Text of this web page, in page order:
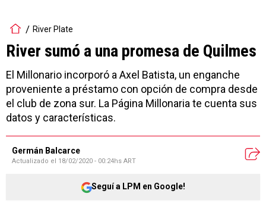
River Plate
River sumó a una promesa de Quilmes
El Millonario incorporó a Axel Batista, un enganche
proveniente a préstamo con opción de compra desde
el club de zona sur. La Página Millonaria te cuenta sus
datos y características.
Germán Balcarce
Actualizado el 18/02/2020 - 00:24hs ART
Seguí a LPM en Google!